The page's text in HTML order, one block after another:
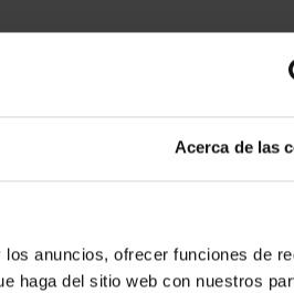
Acerca de las
anuncios, ofrecer funciones de
haga del sitio web con nuestros